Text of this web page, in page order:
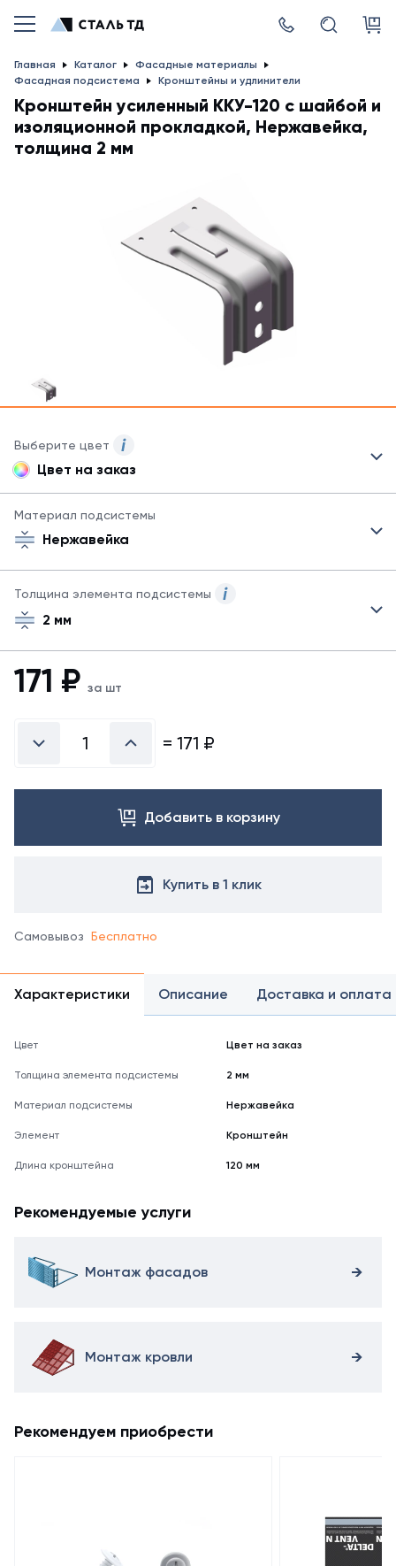
Главная Каталог
Фасадные материалы
Фасадная подсистема
Кронштейны и удлинители
Кронштейн усиленный ККУ-120 с шайбой и
изоляционной прокладкой, Нержавейка,
толщина 2 мм
Выберите цвет
Данный
товар
может
окрашен
окраски
цвет
каталогу.
Цвет на заказ
Материал подсистемы
Нержавейка
Толщина элемента подсистемы
2 мм
171 ₽ за шт
= 171 ₽
Добавить в корзину
Купить в 1 клик
Самовывоз Бесплатно
Характеристики Описание Доставка и оплата
Цвет Цвет на заказ
Толщина элемента подсистемы 2 мм
Материал подсистемы Нержавейка
Элемент Кронштейн
Длина кронштейна 120 мм
Рекомендуемые услуги
Монтаж фасадов
Монтаж кровли
Рекомендуем приобрести